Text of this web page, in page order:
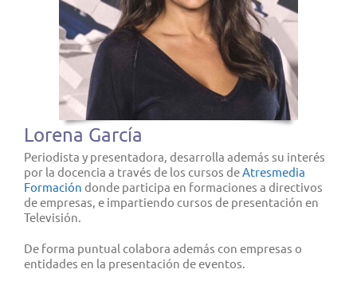
Lorena García
Periodista y presentadora, desarrolla además su interés
por la docencia a través de los cursos de Atresmedia
Formación donde participa en formaciones a directivos
de empresas, e impartiendo cursos de presentación en
Televisión.
De forma puntual colabora además con empresas o
entidades en la presentación de eventos.